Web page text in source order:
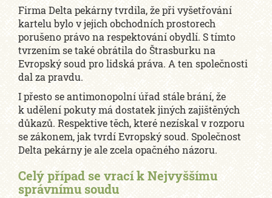
Firma Delta pekárny tvrdila, že při vyšetřování
kartelu bylo v jejich obchodních prostorech
porušeno právo na respektování obydlí. S tímto
tvrzením se také obrátila do Štrasburku na
Evropský soud pro lidská práva. A ten společnosti
dal za pravdu.
I přesto se antimonopolní úřad stále brání, že
k udělení pokuty má dostatek jiných zajištěných
důkazů. Respektive těch, které nezískal v rozporu
se zákonem, jak tvrdí Evropský soud. Společnost
Delta pekárny je ale zcela opačného názoru.
Celý případ se vrací k Nejvyššímu
správnímu soudu